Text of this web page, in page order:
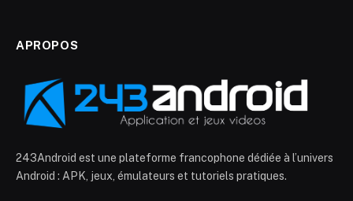
APROPOS
243Android est une plateforme francophone dédiée à l’univers
Android : APK, jeux, émulateurs et tutoriels pratiques.